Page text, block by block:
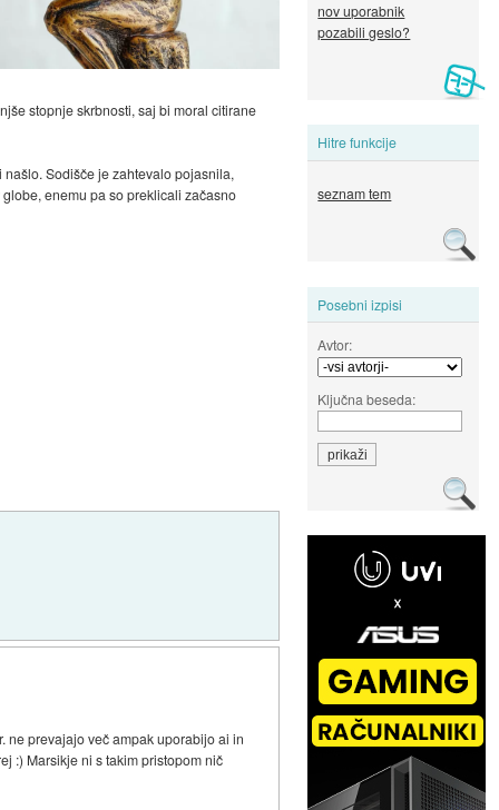
nov uporabnik
pozabili geslo?
Hitre funkcije
seznam tem
Posebni izpisi
Avtor:
Ključna beseda:
stopnje skrbnosti, saj bi moral citirane
Sodišče je zahtevalo pojasnila,
enemu pa so preklicali začasno
ne prevajajo več ampak uporabijo ai in
:) Marsikje ni s takim pristopom nič